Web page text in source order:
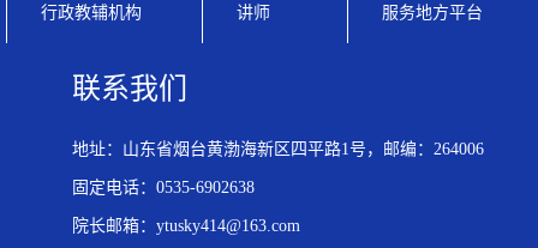
行政教辅机构 讲师 服务地方平台
联系我们
地址：山东省烟台黄渤海新区四平路1号，邮编：264006
固定电话：0535-6902638
院长邮箱：ytusky414@163.com